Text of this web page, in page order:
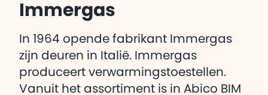
Immergas
In 1964 opende fabrikant Immergas
zijn deuren in Italië. Immergas
produceert verwarmingstoestellen.
Vanuit het assortiment is in Abico BIM